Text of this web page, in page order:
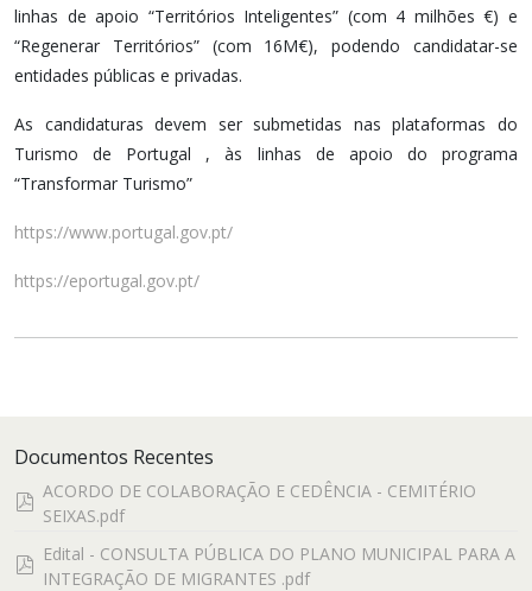
linhas de apoio “Territórios Inteligentes” (com 4 milhões €) e
“Regenerar Territórios” (com 16M€), podendo candidatar-se
entidades públicas e privadas.
As candidaturas devem ser submetidas nas plataformas do
Turismo de Portugal , às linhas de apoio do programa
“Transformar Turismo”
https://www.portugal.gov.pt/
https://eportugal.gov.pt/
Documentos Recentes
pdf
ACORDO DE COLABORAÇÃO E CEDÊNCIA - CEMITÉRIO
SEIXAS.pdf
pdf
Edital - CONSULTA PÚBLICA DO PLANO MUNICIPAL PARA A
INTEGRAÇÃO DE MIGRANTES .pdf